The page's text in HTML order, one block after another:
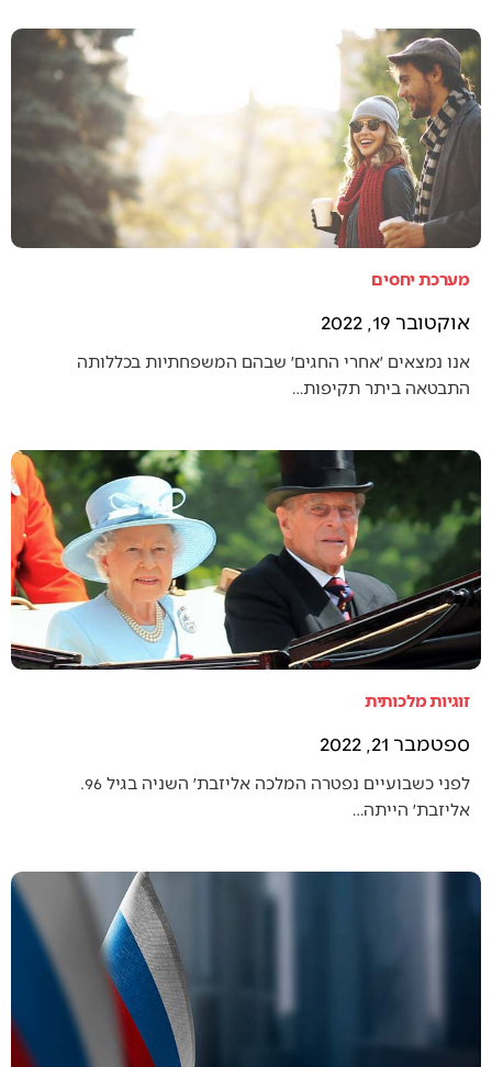
מערכת יחסים
אוקטובר 19, 2022
אנו נמצאים ׳אחרי החגים׳ שבהם המשפחתיות בכללותה
התבטאה ביתר תקיפות…
זוגיות מלכותית
ספטמבר 21, 2022
לפני כשבועיים נפטרה המלכה אליזבת׳ השניה בגיל 96.
אליזבת׳ הייתה…